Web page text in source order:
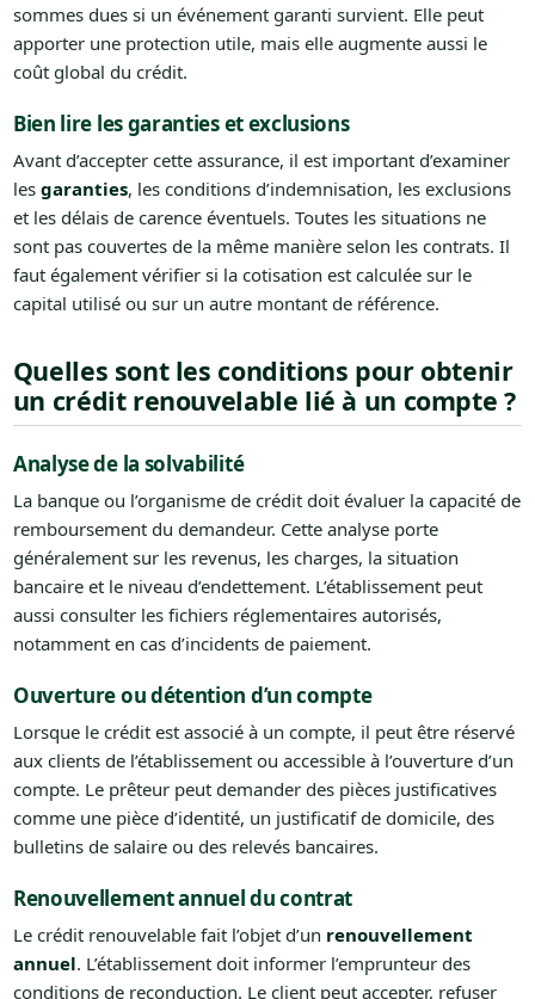
sommes dues si un événement garanti survient. Elle peut
apporter une protection utile, mais elle augmente aussi le
coût global du crédit.
Bien lire les garanties et exclusions
Avant d’accepter cette assurance, il est important d’examiner
les garanties, les conditions d’indemnisation, les exclusions
et les délais de carence éventuels. Toutes les situations ne
sont pas couvertes de la même manière selon les contrats. Il
faut également vérifier si la cotisation est calculée sur le
capital utilisé ou sur un autre montant de référence.
Quelles sont les conditions pour obtenir
un crédit renouvelable lié à un compte ?
Analyse de la solvabilité
La banque ou l’organisme de crédit doit évaluer la capacité de
remboursement du demandeur. Cette analyse porte
généralement sur les revenus, les charges, la situation
bancaire et le niveau d’endettement. L’établissement peut
aussi consulter les fichiers réglementaires autorisés,
notamment en cas d’incidents de paiement.
Ouverture ou détention d’un compte
Lorsque le crédit est associé à un compte, il peut être réservé
aux clients de l’établissement ou accessible à l’ouverture d’un
compte. Le prêteur peut demander des pièces justificatives
comme une pièce d’identité, un justificatif de domicile, des
bulletins de salaire ou des relevés bancaires.
Renouvellement annuel du contrat
Le crédit renouvelable fait l’objet d’un renouvellement
annuel. L’établissement doit informer l’emprunteur des
conditions de reconduction. Le client peut accepter, refuser